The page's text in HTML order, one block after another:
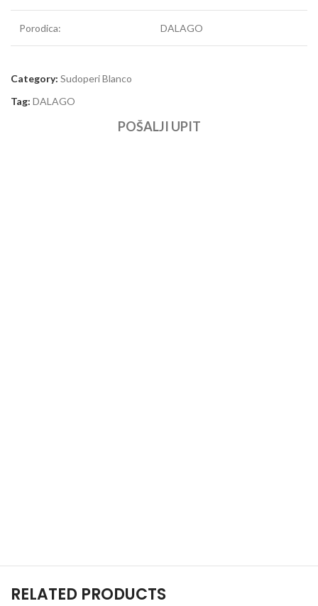
Porodica: DALAGO
Category: Sudoperi Blanco
Tag: DALAGO
POŠALJI UPIT
RELATED PRODUCTS